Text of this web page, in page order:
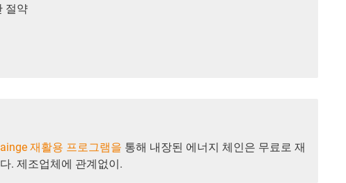
절약
재활용 프로그램을 통해 내장된 에너지 체인은 무료로 재
. 제조업체에 관계없이.